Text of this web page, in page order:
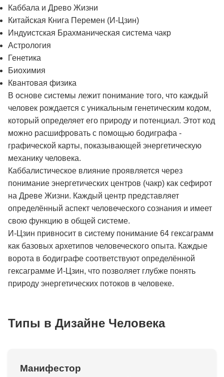
Каббала и Древо Жизни
Китайская Книга Перемен (И-Цзин)
Индуистская Брахманическая система чакр
Астрология
Генетика
Биохимия
Квантовая физика
В основе системы лежит понимание того, что каждый
человек рождается с уникальным генетическим кодом,
который определяет его природу и потенциал. Этот код
можно расшифровать с помощью бодиграфа -
графической карты, показывающей энергетическую
механику человека.
Каббалистическое влияние проявляется через
понимание энергетических центров (чакр) как сефирот
на Древе Жизни. Каждый центр представляет
определённый аспект человеческого сознания и имеет
свою функцию в общей системе.
И-Цзин привносит в систему понимание 64 гексаграмм
как базовых архетипов человеческого опыта. Каждые
ворота в бодиграфе соответствуют определённой
гексаграмме И-Цзин, что позволяет глубже понять
природу энергетических потоков в человеке.
Типы в Дизайне Человека
Манифестор